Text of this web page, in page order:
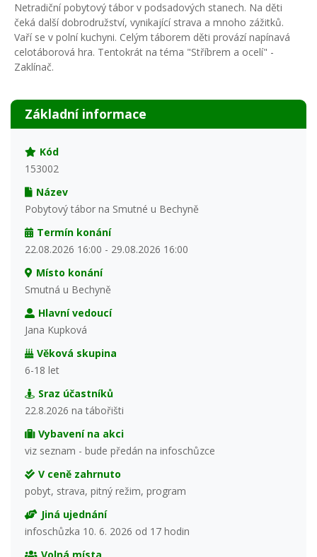
Netradiční pobytový tábor v podsadových stanech. Na děti
čeká další dobrodružství, vynikající strava a mnoho zážitků.
Vaří se v polní kuchyni. Celým táborem děti provází napínavá
celotáborová hra. Tentokrát na téma "Stříbrem a ocelí" -
Zaklínač.
Základní informace
Kód
153002
Název
Pobytový tábor na Smutné u Bechyně
Termín konání
22.08.2026 16:00 - 29.08.2026 16:00
Místo konání
Smutná u Bechyně
Hlavní vedoucí
Jana Kupková
Věková skupina
6-18 let
Sraz účastníků
22.8.2026 na tábořišti
Vybavení na akci
viz seznam - bude předán na infoschůzce
V ceně zahrnuto
pobyt, strava, pitný režim, program
Jiná ujednání
infoschůzka 10. 6. 2026 od 17 hodin